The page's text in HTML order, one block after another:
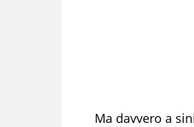
Ma davvero a